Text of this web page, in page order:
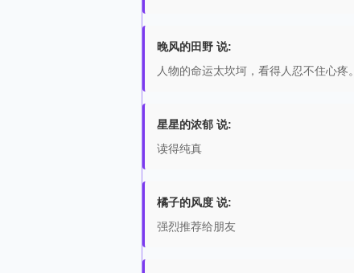
晚风的田野 说:
人物的命运太坎坷，看得人忍不住心疼。
星星的浓郁 说:
读得纯真
橘子的风度 说:
强烈推荐给朋友